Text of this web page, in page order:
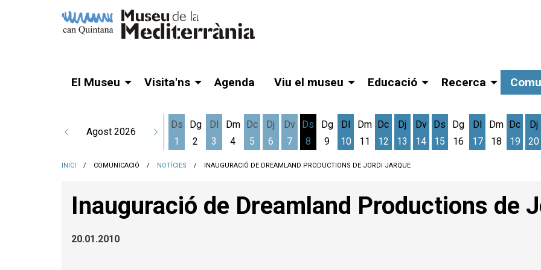
El Museu Visita'ns Agenda Viu el museu Educació Recerca
Agost 2026
Ds
1
Dg
2
Dl
3
Dm
4
Dc
5
Dj
6
Dv
7
Ds
8
Dg
9
Dl
10
Dm
11
Dc
12
Dj
13
Dv
14
Ds
15
Dg
16
Dl
17
Dm
18
Dc
19
Dj
20
INICI COMUNICACIÓ NOTÍCIES INAUGURACIÓ DE DREAMLAND PRODUCTIONS DE JORDI JARQUE
Inauguració de Dreamland Productions de
20.01.2010